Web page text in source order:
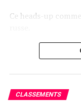
Ce heads-up
Le champagne va
CLASSEMENTS